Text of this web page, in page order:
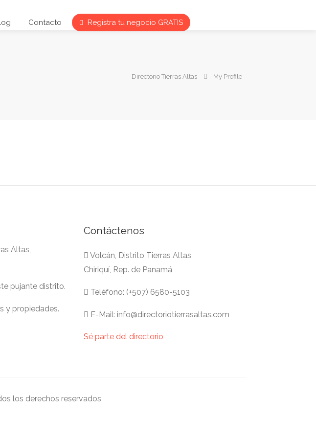
Contacto Registra tu negocio GRATIS
Directorio Tierras Altas My Profile
Altas,
pujante distrito.
y propiedades.
Contáctenos
Volcán, Distrito Tierras Altas
Chiriquí, Rep. de Panamá
Teléfono: (+507) 6580-5103
E-Mail: info@directoriotierrasaltas.com
Sé parte del directorio
los derechos reservados